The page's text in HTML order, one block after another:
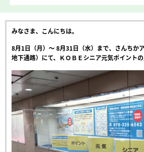
みなさま、こんにちは。
8月1日（月）～ 8月31日（水）まで、さんちか
地下通路）にて、ＫＯＢＥシニア元気ポイント